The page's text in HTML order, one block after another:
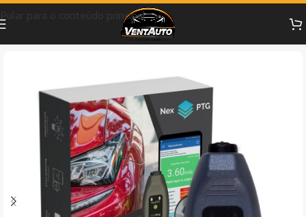
Pular para o conteúdo principal